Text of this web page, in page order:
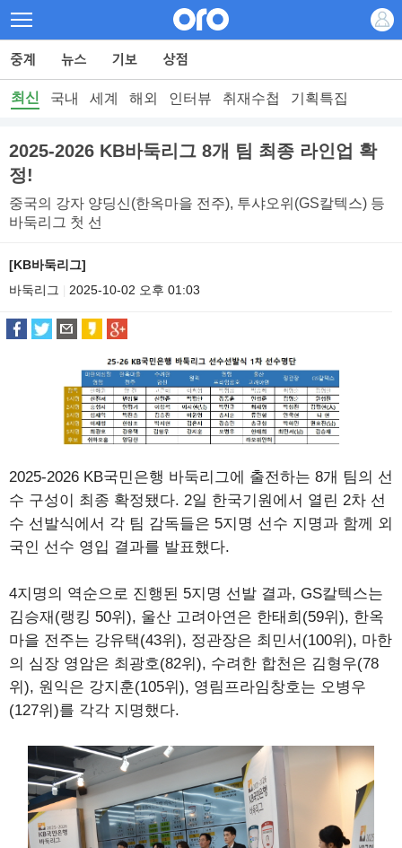
최신 국내 세계 해외 인터뷰 취재수첩 기획특집
2025-2026 KB바둑리그 8개 팀 최종 라인업 확
정!
중국의 강자 양딩신(한옥마을 전주), 투샤오위(GS칼텍스) 등
바둑리그 첫 선
[KB바둑리그]
바둑리그
2025-10-02 오후 01:03
2025-2026 KB국민은행 바둑리그에 출전하는 8개 팀의 선
수 구성이 최종 확정됐다. 2일 한국기원에서 열린 2차 선
수 선발식에서 각 팀 감독들은 5지명 선수 지명과 함께 외
국인 선수 영입 결과를 발표했다.
4지명의 역순으로 진행된 5지명 선발 결과, GS칼텍스는
김승재(랭킹 50위), 울산 고려아연은 한태희(59위), 한옥
마을 전주는 강유택(43위), 정관장은 최민서(100위), 마한
의 심장 영암은 최광호(82위), 수려한 합천은 김형우(78
위), 원익은 강지훈(105위), 영림프라임창호는 오병우
(127위)를 각각 지명했다.